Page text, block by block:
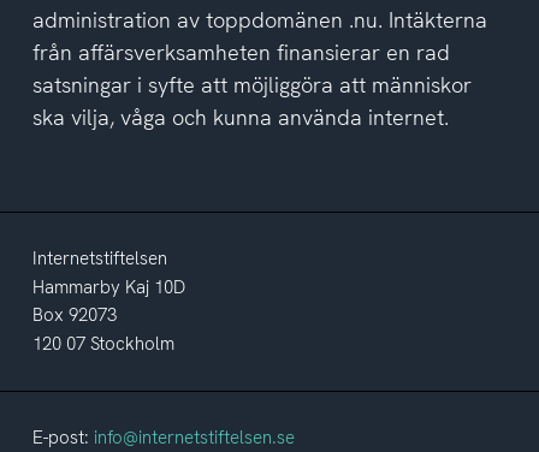
administration av toppdomänen .nu. Intäkterna
från affärsverksamheten finansierar en rad
satsningar i syfte att möjliggöra att människor
ska vilja, våga och kunna använda internet.
Internetstiftelsen
Hammarby Kaj 10D
Box 92073
120 07 Stockholm
E-post: info@internetstiftelsen.se